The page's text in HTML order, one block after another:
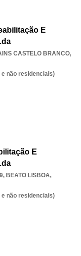
E
CASTELO BRANCO,
não residenciais)
E
, BEATO LISBOA,
não residenciais)